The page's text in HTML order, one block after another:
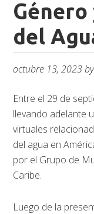
del
octubre 13, 2023
Entre el 29 de
llevando adelante
virtuales
del agua en
por el Grupo de
Caribe.
Luego de la